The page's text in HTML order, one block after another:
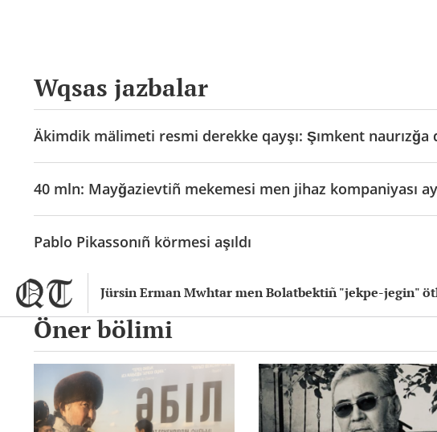
Jürsin Erman Mwhtar men Bolatbektiñ "jekpe-jegin"
Wqsas jazbalar
Äkimdik mälimeti resmi derekke qayşı: Şımkent naurızğa
40 mln: Mayğazievtiñ mekemesi men jihaz kompaniyası
Pablo Pikassonıñ körmesi aşıldı
Öner bölimi